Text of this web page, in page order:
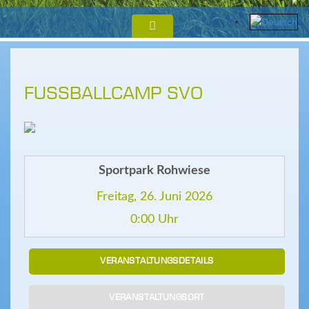
FUSSBALLCAMP SVO
Sportpark Rohwiese
Freitag, 26. Juni 2026
0:00 Uhr
VERANSTALTUNGSDETAILS
VERANSTALTUNGSORT